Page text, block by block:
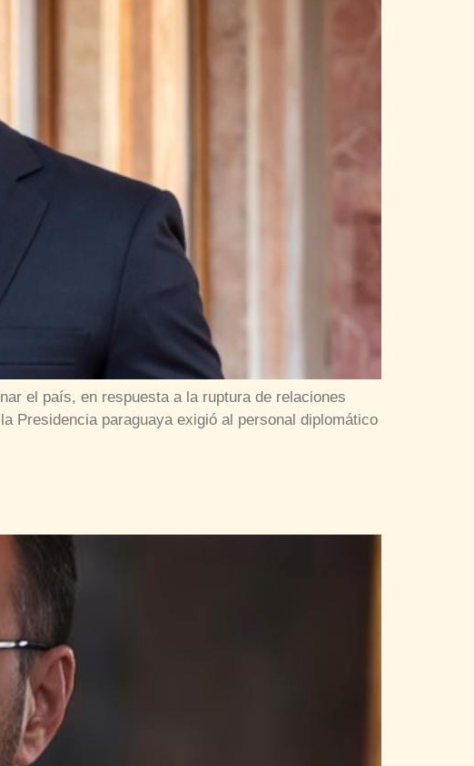
el país, en respuesta a la ruptura de relaciones
Presidencia paraguaya exigió al personal diplomático